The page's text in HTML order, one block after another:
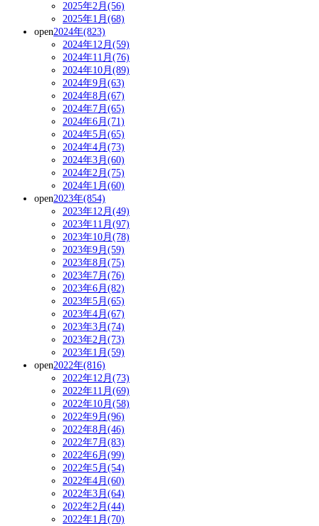
2025年2月(56)
2025年1月(68)
open2024年(823)
2024年12月(59)
2024年11月(76)
2024年10月(89)
2024年9月(63)
2024年8月(67)
2024年7月(65)
2024年6月(71)
2024年5月(65)
2024年4月(73)
2024年3月(60)
2024年2月(75)
2024年1月(60)
open2023年(854)
2023年12月(49)
2023年11月(97)
2023年10月(78)
2023年9月(59)
2023年8月(75)
2023年7月(76)
2023年6月(82)
2023年5月(65)
2023年4月(67)
2023年3月(74)
2023年2月(73)
2023年1月(59)
open2022年(816)
2022年12月(73)
2022年11月(69)
2022年10月(58)
2022年9月(96)
2022年8月(46)
2022年7月(83)
2022年6月(99)
2022年5月(54)
2022年4月(60)
2022年3月(64)
2022年2月(44)
2022年1月(70)